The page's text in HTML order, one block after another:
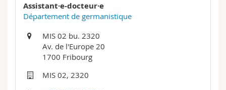
Formation continue
Lettres et sciences humaines
Sciences de l'éducation et de la formation
Sciences et médecine
Médias
Chercheurs
Collaborateurs
Plan d'accès
Bibliothèques
Webmail
Assistant·e-docteur·e
Département de germanistique
MIS 02 bu. 2320
Av. de l'Europe 20
1700 Fribourg
MIS 02, 2320